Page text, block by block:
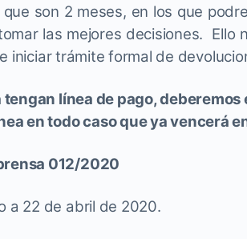
son 2 meses, en los que
las mejores decisiones. Ello
iniciar trámite formal de
línea de pago,
en todo caso que ya vencerá
012/2020
a 22 de abril de 2020.